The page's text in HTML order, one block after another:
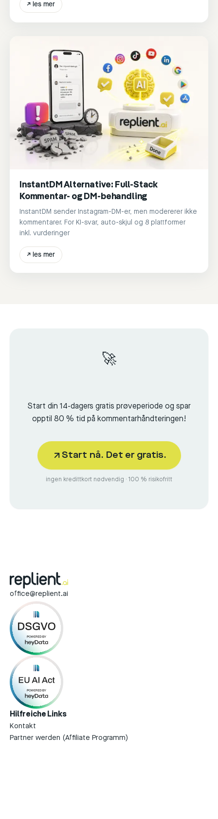
↗ les mer
InstantDM Alternative: Full-Stack
Kommentar- og DM-behandling
InstantDM sender Instagram-DM-er, men modererer ikke
kommentarer. For KI-svar, auto-skjul og 8 plattformer
inkl. vurderinger
↗ les mer
🚀
Start din 14-dagers gratis prøveperiode og spar
opptil 80 % tid på kommentarhåndteringen!
Start nå. Det er gratis.
ingen kredittkort nødvendig · 100 % risikofritt
office@replient.ai
Hilfreiche Links
Kontakt
Partner werden (Affiliate Programm)